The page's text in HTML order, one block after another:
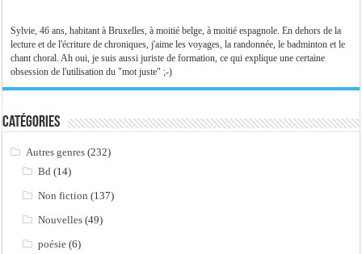
Sylvie, 46 ans, habitant à Bruxelles, à moitié belge, à moitié espagnole. En dehors de la
lecture et de l'écriture de chroniques, j'aime les voyages, la randonnée, le badminton et le
chant choral. Ah oui, je suis aussi juriste de formation, ce qui explique une certaine
obsession de l'utilisation du "mot juste" ;-)
Catégories
Autres genres (232)
Bd (14)
Non fiction (137)
Nouvelles (49)
poésie (6)